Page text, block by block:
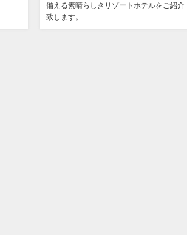
備える素晴らしきリゾートホテルをご紹介
致します。